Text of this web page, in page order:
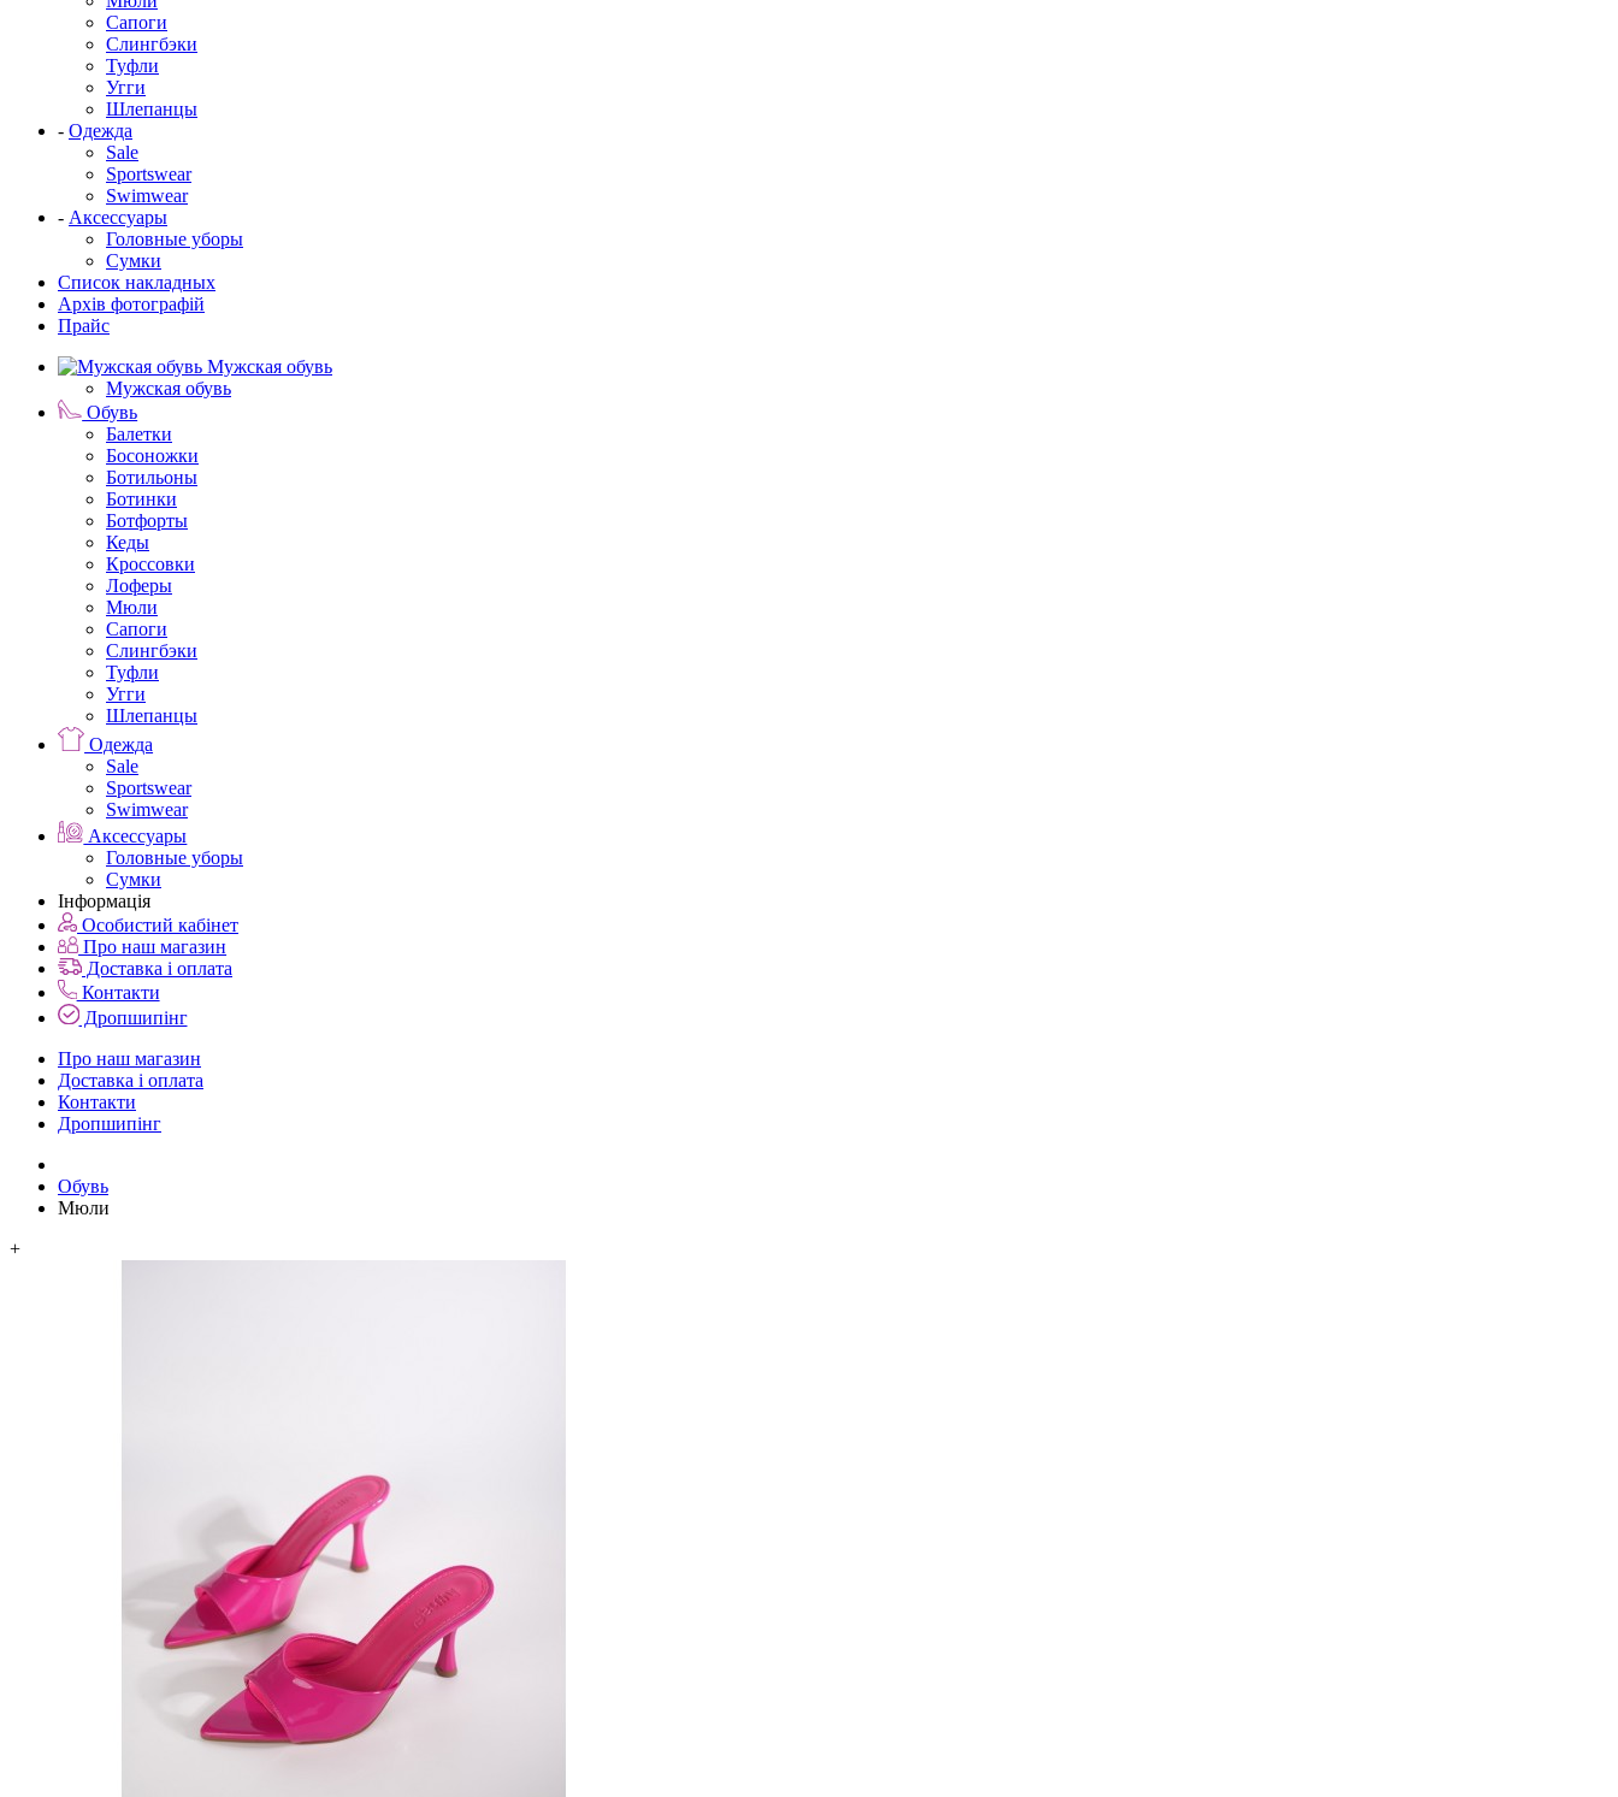
Сапоги
Слингбэки
Туфли
Угги
Шлепанцы
- Одежда
Sale
Sportswear
Swimwear
- Аксессуары
Головные уборы
Сумки
Список накладных
Архів фотографій
Прайс
Мужская обувь
Мужская обувь
Обувь
Балетки
Босоножки
Ботильоны
Ботинки
Ботфорты
Кеды
Кроссовки
Лоферы
Мюли
Сапоги
Слингбэки
Туфли
Угги
Шлепанцы
Одежда
Sale
Sportswear
Swimwear
Аксессуары
Головные уборы
Сумки
Інформація
Особистий кабінет
Про наш магазин
Доставка і оплата
Контакти
Дропшипінг
Про наш магазин
Доставка і оплата
Контакти
Дропшипінг
Обувь
Мюли
+